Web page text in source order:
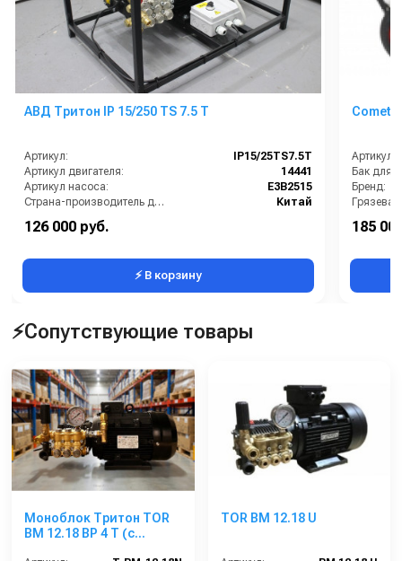
АВД Тритон IP 15/250 TS 7.5 T
Артикул:
IP15/25TS7.5T
Артикул двигателя:
14441
Артикул насоса:
E3B2515
Страна-производитель двигателя:
Китай
Модель насоса:
126 000 руб.
⚡ В корзину
Comet
Артикул:
Бак для
Бренд:
Защита
185
⚡Сопутствующие товары
Моноблок Тритон TOR
ВМ 12.18 ВР 4 Т (с
TOR BM 12.18 U